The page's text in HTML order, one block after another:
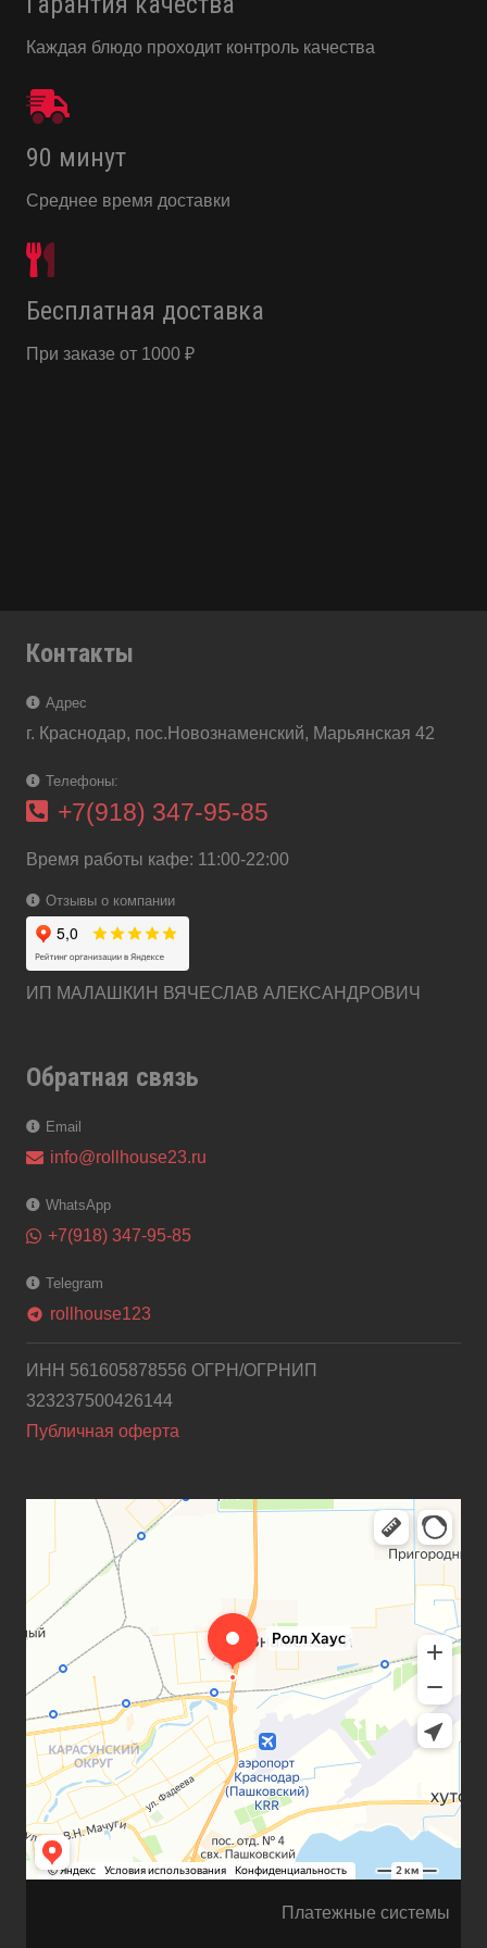
Каждая блюдо проходит контроль качества
90 минут
Среднее время доставки
Бесплатная доставка
При заказе от 1000 ₽
Контакты
Адрес
г. Краснодар, пос.Новознаменский, Марьянская 42
Телефоны:
+7(918) 347-95-85
Время работы кафе: 11:00-22:00
Отзывы о компании
ИП МАЛАШКИН ВЯЧЕСЛАВ АЛЕКСАНДРОВИЧ
Обратная связь
Email
info@rollhouse23.ru
WhatsApp
+7(918) 347-95-85
Telegram
telegram rollhouse123
ИНН 561605878556 ОГРН/ОГРНИП
323237500426144
Публичная оферта
Платежные системы